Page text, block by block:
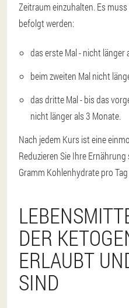
Zeitraum einzuhalten. Es
befolgt werden:
das erste Mal - nicht länger
beim zweiten Mal nicht
das dritte Mal - bis das
nicht länger als 3 Monate.
Nach jedem Kurs ist eine
Reduzieren Sie Ihre
Gramm Kohlenhydrate pro
DER
ERLAUBT
SIND